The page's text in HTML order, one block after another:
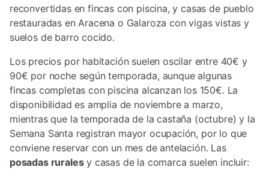
reconvertidas en fincas con piscina, y casas de pueblo
restauradas en Aracena o Galaroza con vigas vistas y
suelos de barro cocido.
Los precios por habitación suelen oscilar entre 40€ y
90€ por noche según temporada, aunque algunas
fincas completas con piscina alcanzan los 150€. La
disponibilidad es amplia de noviembre a marzo,
mientras que la temporada de la castaña (octubre) y la
Semana Santa registran mayor ocupación, por lo que
conviene reservar con un mes de antelación. Las
posadas ruralesy casas de la comarca suelen incluir: